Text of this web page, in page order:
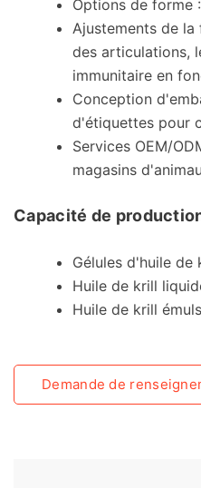
Options de forme
Ajustements de
des articulations,
immunitaire en
Conception
d'étiquettes pour
Services OEM/
magasins
Capacité de
Gélules d'huile
Huile de krill
Huile de krill
Demande de